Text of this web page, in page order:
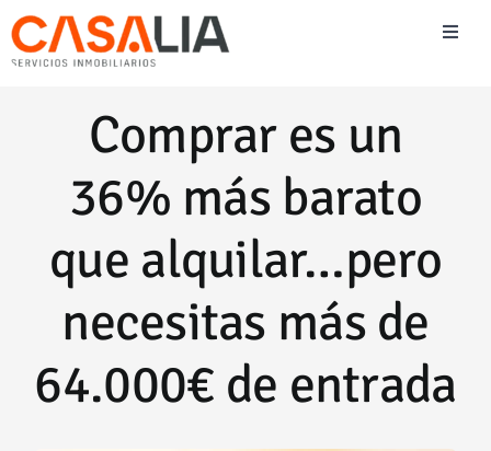
Saltar
al
contenido
Team Casalia
Comprar es un
36% más barato
que alquilar…pero
necesitas más de
64.000€ de entrada